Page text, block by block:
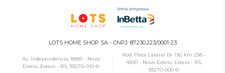
LOTS HOME SHOP SA - CNPJ: 87.230.223/0001-23
Av. Independência, 8885 - Novo
Esteio, Esteio - RS, 93270-010 ©
Rod. Pista Lateral Br-116, km 258 -
4500 - Novo Esteio, Esteio - RS,
93270-000 ©